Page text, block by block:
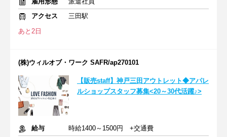
アクセス
三田駅
あと2日
(株)ウィルオブ・ワーク SAFR/ap270101
【販売staff】神戸三田アウトレット◆アパレ
ルショップスタッフ募集<20～30代活躍♪>
給与
時給1400～1500円 +交通費